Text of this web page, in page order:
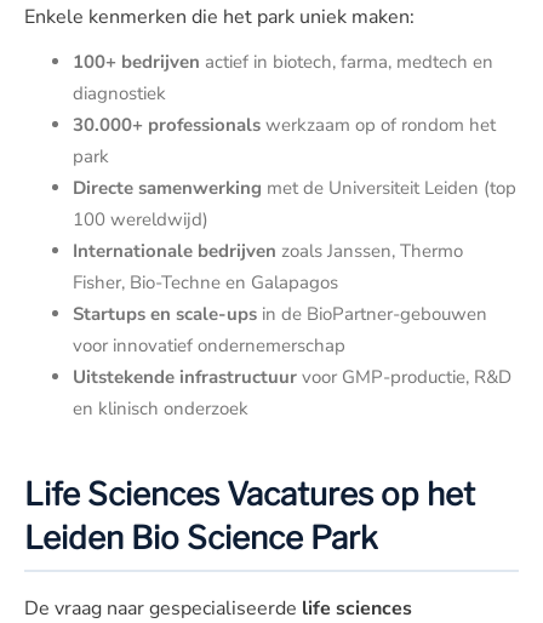
Enkele kenmerken die het park uniek maken:
100+ bedrijven actief in biotech, farma, medtech en
diagnostiek
30.000+ professionals werkzaam op of rondom het
park
Directe samenwerking met de Universiteit Leiden (top
100 wereldwijd)
Internationale bedrijven zoals Janssen, Thermo
Fisher, Bio-Techne en Galapagos
Startups en scale-ups in de BioPartner-gebouwen
voor innovatief ondernemerschap
Uitstekende infrastructuur voor GMP-productie, R&D
en klinisch onderzoek
Life Sciences Vacatures op het
Leiden Bio Science Park
De vraag naar gespecialiseerde life sciences